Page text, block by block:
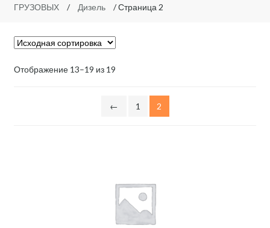
ГРУЗОВЫХ
/ Дизель / Страница 2
Отображение 13–19 из 19
← 1 2